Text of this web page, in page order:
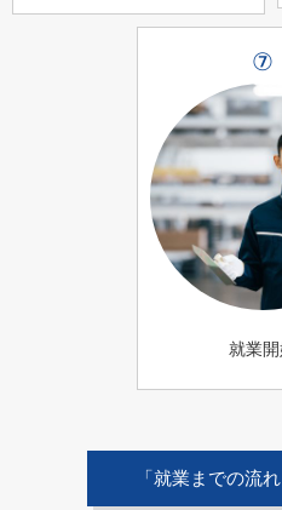
⑦
就業
「就業までの流